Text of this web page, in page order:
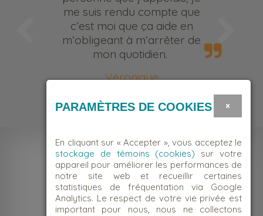
me suis rendu compte que
c’est moi que ça aide en
m’obligeant à m’arrêter de
mon quotidien.
Véronique
×
PARAMÈTRES DE COOKIES
En cliquant sur « Accepter », vous acceptez le
stockage de témoins (cookies) sur votre
appareil pour améliorer les performances de
notre site web et recueillir certaines
statistiques de fréquentation via Google
Analytics. Le respect de votre vie privée est
important pour nous, nous ne collectons